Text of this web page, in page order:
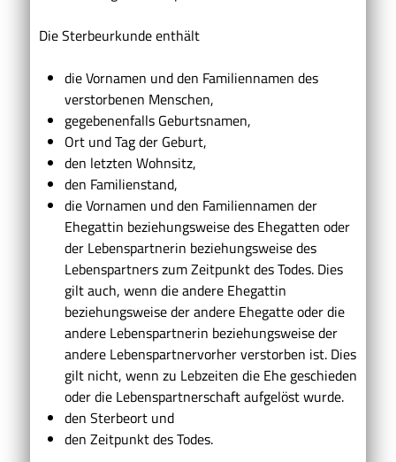
Die Sterbeurkunde enthält
die Vornamen und den Familiennamen des
verstorbenen Menschen,
gegebenenfalls Geburtsnamen,
Ort und Tag der Geburt,
den letzten Wohnsitz,
den Familienstand,
die Vornamen und den Familiennamen der
Ehegattin beziehungsweise des Ehegatten oder
der Lebenspartnerin beziehungsweise des
Lebenspartners zum Zeitpunkt des Todes. Dies
gilt auch, wenn die andere Ehegattin
beziehungsweise der andere Ehegatte oder die
andere Lebenspartnerin beziehungsweise der
andere Lebenspartnervorher verstorben ist. Dies
gilt nicht, wenn zu Lebzeiten die Ehe geschieden
oder die Lebenspartnerschaft aufgelöst wurde.
den Sterbeort und
den Zeitpunkt des Todes.